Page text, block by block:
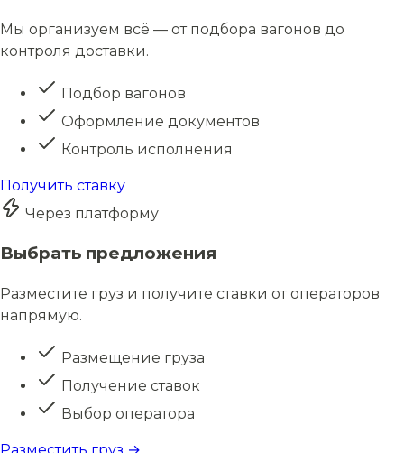
Мы организуем всё — от подбора вагонов до
контроля доставки.
Подбор вагонов
Оформление документов
Контроль исполнения
Получить ставку
Через платформу
Выбрать предложения
Разместите груз и получите ставки от операторов
напрямую.
Размещение груза
Получение ставок
Выбор оператора